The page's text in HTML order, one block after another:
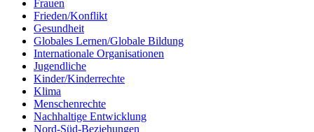
Frauen
Frieden/Konflikt
Gesundheit
Globales Lernen/Globale Bildung
Internationale Organisationen
Jugendliche
Kinder/Kinderrechte
Klima
Menschenrechte
Nachhaltige Entwicklung
Nord-Süd-Beziehungen